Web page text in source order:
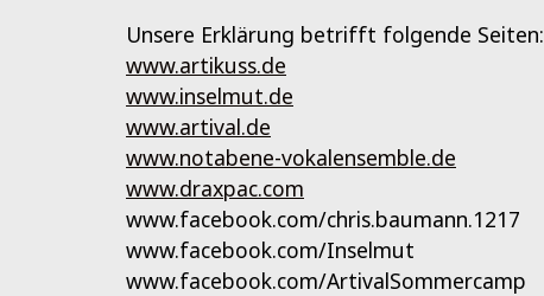
Unsere Erklärung betrifft folgende Seiten:
www.artikuss.de
www.inselmut.de
www.artival.de
www.notabene-vokalensemble.de
www.draxpac.com
www.facebook.com/chris.baumann.1217
www.facebook.com/Inselmut
www.facebook.com/ArtivalSommercamp